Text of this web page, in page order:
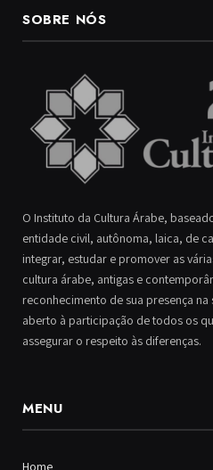
SOBRE NÓS
O Instituto da Cultura Árabe,
entidade civil, autônoma, laica, de
integrar, estudar e promover as
cultura árabe, antigas e
reconhecimento de sua presença
aberto à participação de todos os
assegurar o respeito às diferenças.
MENU
Home